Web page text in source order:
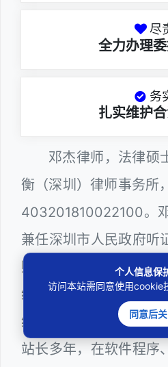
尽
全力办理
务
扎实维护
邓杰律师，法律硕
衡（深圳）律师事务所
403201810022100。
兼任深圳市人民政府听
购评审专家（法律类）
统公职律师、WEB前
维护工程师、计算机信
站长多年，在软件程序
个人信息保
访问本站需同意使用cookie
同意后